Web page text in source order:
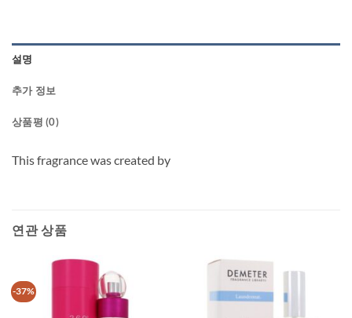
설명
추가 정보
상품평 (0)
This fragrance was created by
연관 상품
-37%